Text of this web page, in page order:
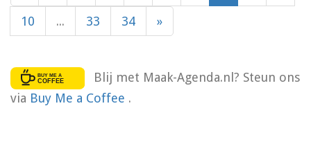
10 ... 33 34 »
Blij met Maak-Agenda.nl? Steun ons
via Buy Me a Coffee .